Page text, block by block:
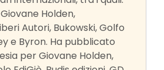
Holden,
Autori, Bukowski, Golfo
e Byron. Ha pubblicato
per Giovane Holden,